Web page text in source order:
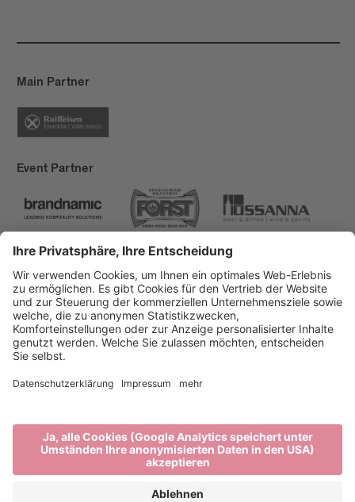
Main Partner
Event Partner
Brixen Tourismus
Privacy
Impressum
Förderungen
produced by